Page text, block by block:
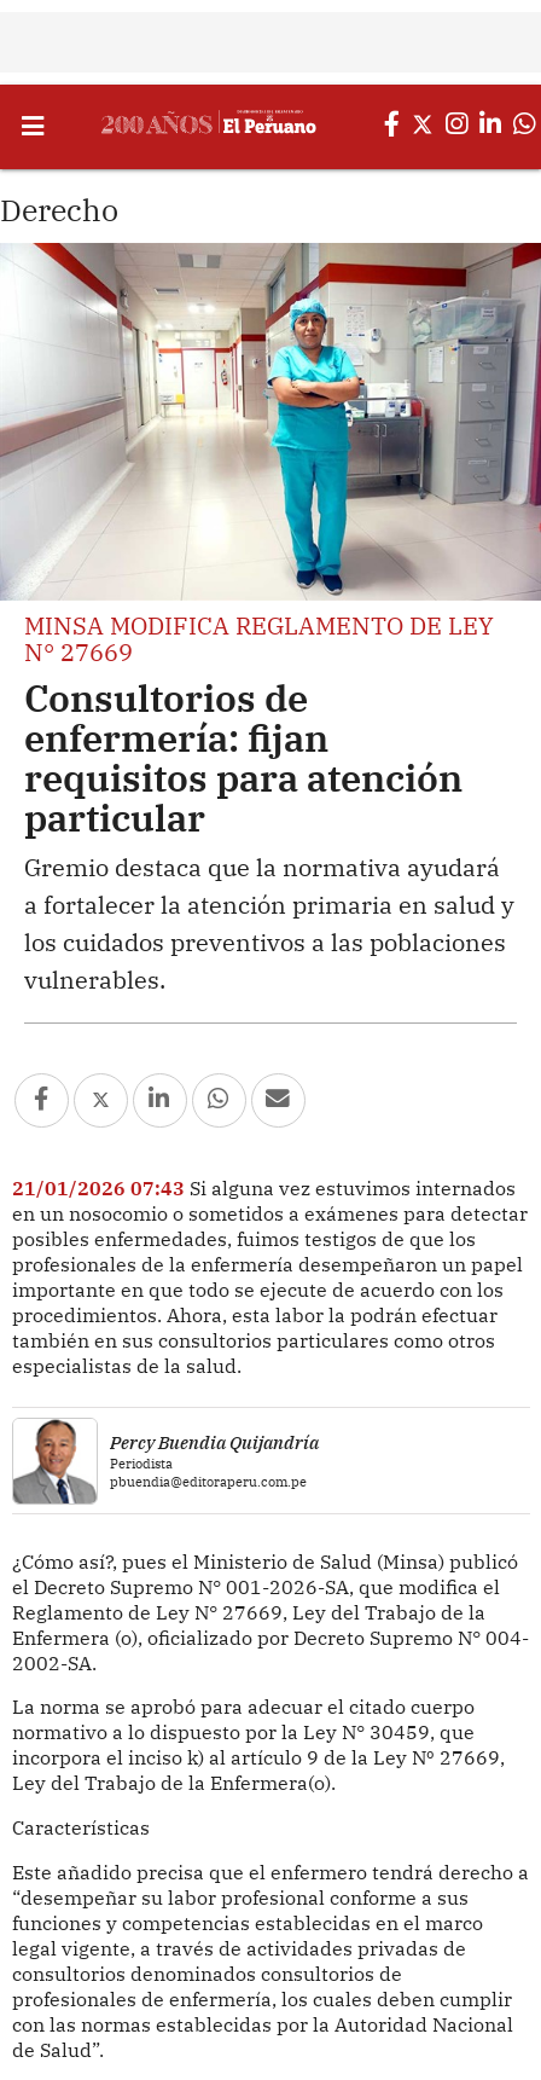
Derecho
MINSA MODIFICA REGLAMENTO DE LEY
N° 27669
Consultorios de
enfermería: fijan
requisitos para atención
particular
Gremio destaca que la normativa ayudará
a fortalecer la atención primaria en salud y
los cuidados preventivos a las poblaciones
vulnerables.
21/01/2026 07:43 Si alguna vez estuvimos internados
en un nosocomio o sometidos a exámenes para detectar
posibles enfermedades, fuimos testigos de que los
profesionales de la enfermería desempeñaron un papel
importante en que todo se ejecute de acuerdo con los
procedimientos. Ahora, esta labor la podrán efectuar
también en sus consultorios particulares como otros
especialistas de la salud.
Percy Buendia Quijandría
Periodista
pbuendia@editoraperu.com.pe
¿Cómo así?, pues el Ministerio de Salud (Minsa) publicó
el Decreto Supremo N° 001-2026-SA, que modifica el
Reglamento de Ley N° 27669, Ley del Trabajo de la
Enfermera (o), oficializado por Decreto Supremo N° 004-
2002-SA.
La norma se aprobó para adecuar el citado cuerpo
normativo a lo dispuesto por la Ley N° 30459, que
incorpora el inciso k) al artículo 9 de la Ley Nº 27669,
Ley del Trabajo de la Enfermera(o).
Características
Este añadido precisa que el enfermero tendrá derecho a
“desempeñar su labor profesional conforme a sus
funciones y competencias establecidas en el marco
legal vigente, a través de actividades privadas de
consultorios denominados consultorios de
profesionales de enfermería, los cuales deben cumplir
con las normas establecidas por la Autoridad Nacional
de Salud”.